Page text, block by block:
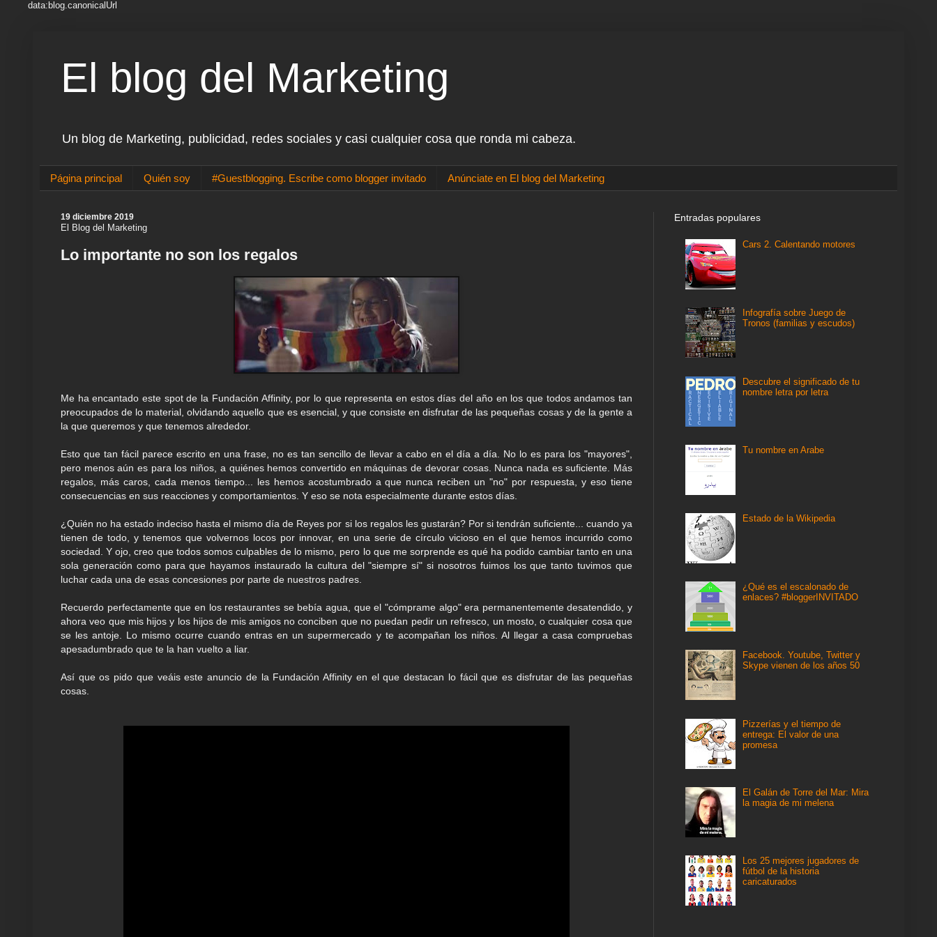
data:blog.canonicalUrl
El blog del Marketing
Un blog de Marketing, publicidad, redes sociales y casi cualquier cosa que ronda mi cabeza.
Página principal Quién soy #Guestblogging. Escribe como blogger invitado Anúnciate en El blog del Marketing
19 diciembre 2019
El Blog del Marketing
Lo importante no son los regalos
Me ha encantado este spot de la Fundación Affinity, por lo que representa en estos días del año en los que todos andamos tan
preocupados de lo material, olvidando aquello que es esencial, y que consiste en disfrutar de las pequeñas cosas y de la gente a
la que queremos y que tenemos alrededor.
Esto que tan fácil parece escrito en una frase, no es tan sencillo de llevar a cabo en el día a día. No lo es para los "mayores",
pero menos aún es para los niños, a quiénes hemos convertido en máquinas de devorar cosas. Nunca nada es suficiente. Más
regalos, más caros, cada menos tiempo... les hemos acostumbrado a que nunca reciben un "no" por respuesta, y eso tiene
consecuencias en sus reacciones y comportamientos. Y eso se nota especialmente durante estos días.
¿Quién no ha estado indeciso hasta el mismo día de Reyes por si los regalos les gustarán? Por si tendrán suficiente... cuando ya
tienen de todo, y tenemos que volvernos locos por innovar, en una serie de círculo vicioso en el que hemos incurrido como
sociedad. Y ojo, creo que todos somos culpables de lo mismo, pero lo que me sorprende es qué ha podido cambiar tanto en una
sola generación como para que hayamos instaurado la cultura del "siempre sí" si nosotros fuimos los que tanto tuvimos que
luchar cada una de esas concesiones por parte de nuestros padres.
Recuerdo perfectamente que en los restaurantes se bebía agua, que el "cómprame algo" era permanentemente desatendido, y
ahora veo que mis hijos y los hijos de mis amigos no conciben que no puedan pedir un refresco, un mosto, o cualquier cosa que
se les antoje. Lo mismo ocurre cuando entras en un supermercado y te acompañan los niños. Al llegar a casa compruebas
apesadumbrado que te la han vuelto a liar.
Así que os pido que veáis este anuncio de la Fundación Affinity en el que destacan lo fácil que es disfrutar de las pequeñas
cosas.
Entradas populares
Cars 2. Calentando motores
Infografía sobre Juego de
Tronos (familias y escudos)
Descubre el significado de tu
nombre letra por letra
Tu nombre en Arabe
Estado de la Wikipedia
¿Qué es el escalonado de
enlaces? #bloggerINVITADO
Facebook. Youtube, Twitter y
Skype vienen de los años 50
Pizzerías y el tiempo de
entrega: El valor de una
promesa
El Galán de Torre del Mar: Mira
la magia de mi melena
Los 25 mejores jugadores de
fútbol de la historia
caricaturados